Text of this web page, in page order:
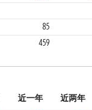
85
459
近一年
近两年